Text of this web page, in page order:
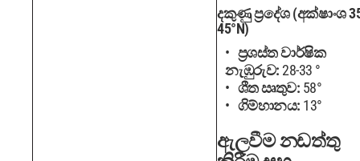
දකුණු ප්‍රදේශ (අක්ෂාංශ
45°N)
ප්‍රශස්ත වාර්ෂික
නැඹුරුව:28-33 °
ශීත ඍතුව: 58°
ගිම්හානය: 13°
ඇලවීම නඩත්තු